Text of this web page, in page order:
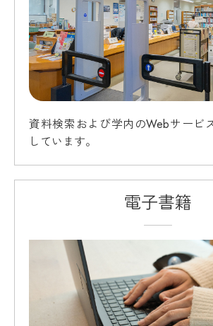
資料検索および学内のWebサービ
しています。
電子書籍